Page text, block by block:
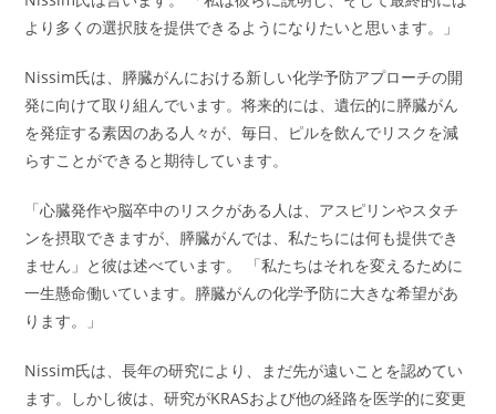
より多くの選択肢を提供できるようになりたいと思います。」
Nissim氏は、膵臓がんにおける新しい化学予防アプローチの開
発に向けて取り組んでいます。将来的には、遺伝的に膵臓がん
を発症する素因のある人々が、毎日、ピルを飲んでリスクを減
らすことができると期待しています。
「心臓発作や脳卒中のリスクがある人は、アスピリンやスタチ
ンを摂取できますが、膵臓がんでは、私たちには何も提供でき
ません」と彼は述べています。 「私たちはそれを変えるために
一生懸命働いています。膵臓がんの化学予防に大きな希望があ
ります。」
Nissim氏は、長年の研究により、まだ先が遠いことを認めてい
ます。しかし彼は、研究がKRASおよび他の経路を医学的に変更